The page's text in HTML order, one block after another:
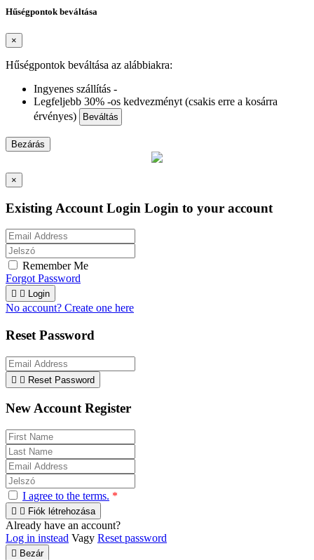
Hűségpontok beváltása
×
Hűségpontok beváltása az alábbiakra:
Ingyenes szállítás -
Legfeljebb 30% -os kedvezményt (csakis erre a kosárra
érvényes)
Beváltás
Bezárás
×
Existing Account Login Login to your account
Remember Me
Forgot Password
  Login
No account? Create one here
Reset Password
  Reset Password
New Account Register
I agree to the terms. *
  Fiók létrehozása
Already have an account?
Log in instead Vagy Reset password
 Bezár